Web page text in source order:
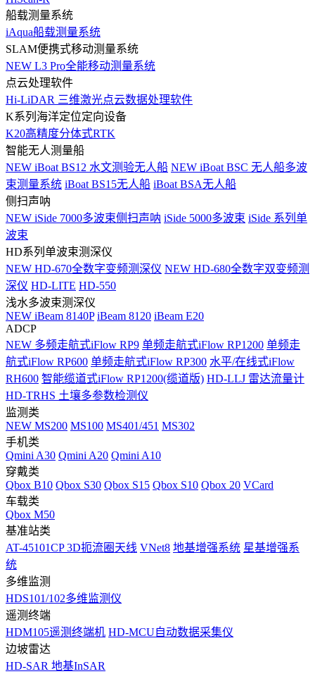
船载测量系统
iAqua船载测量系统
SLAM便携式移动测量系统
NEW L3 Pro全能移动测量系统
点云处理软件
Hi-LiDAR 三维激光点云数据处理软件
K系列海洋定位定向设备
K20高精度分体式RTK
智能无人测量船
NEW iBoat BS12 水文测验无人船 NEW iBoat BSC 无人船多波
束测量系统 iBoat BS15无人船 iBoat BSA无人船
侧扫声呐
NEW iSide 7000多波束侧扫声呐 iSide 5000多波束 iSide 系列单
波束
HD系列单波束测深仪
NEW HD-670全数字变频测深仪 NEW HD-680全数字双变频测
深仪 HD-LITE HD-550
浅水多波束测深仪
NEW iBeam 8140P iBeam 8120 iBeam E20
ADCP
NEW 多频走航式iFlow RP9 单频走航式iFlow RP1200 单频走
航式iFlow RP600 单频走航式iFlow RP300 水平/在线式iFlow
RH600 智能缆道式iFlow RP1200(缆道版) HD-LLJ 雷达流量计
HD-TRHS 土壤多参数检测仪
监测类
NEW MS200 MS100 MS401/451 MS302
手机类
Qmini A30 Qmini A20 Qmini A10
穿戴类
Qbox B10 Qbox S30 Qbox S15 Qbox S10 Qbox 20 VCard
车载类
Qbox M50
基准站类
AT-45101CP 3D扼流圈天线 VNet8 地基增强系统 星基增强系
统
多维监测
HDS101/102多维监测仪
遥测终端
HDM105遥测终端机 HD-MCU自动数据采集仪
边坡雷达
HD-SAR 地基InSAR